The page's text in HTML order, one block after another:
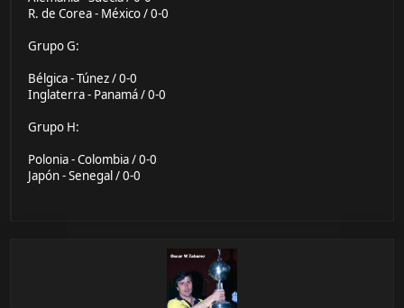
R. de Corea - México / 0-0
Grupo G:
Bélgica - Túnez / 0-0
Inglaterra - Panamá / 0-0
Grupo H:
Polonia - Colombia / 0-0
Japón - Senegal / 0-0